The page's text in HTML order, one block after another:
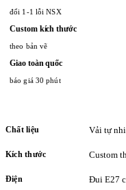
đổi 1-1 lỗi NSX
Custom kích thước
theo bản vẽ
Giao toàn quốc
báo giá 30 phút
Chất liệu Vải tự
Kích thước Custom
Điện Đui E27